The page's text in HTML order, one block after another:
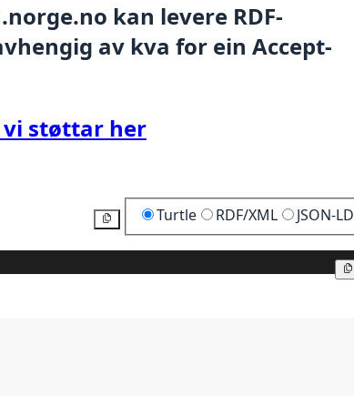
kan levere RDF-
av kva for ein Accept-
vi støttar her
Kopier Turtle RDF/XML JSON-LD